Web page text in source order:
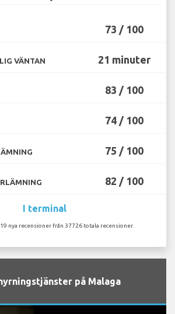
73 / 100
VÄNTAN 21 minuter
83 / 100
74 / 100
75 / 100
82 / 100
I terminal
nya recensioner från 37726 totala recensioner.
på Malaga